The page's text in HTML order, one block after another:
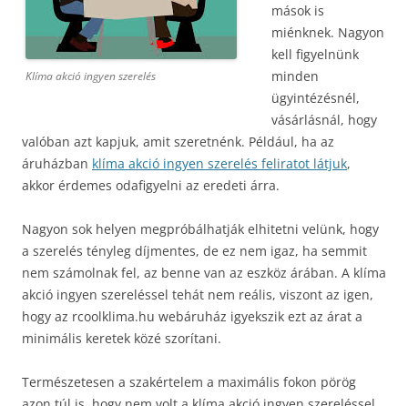
Klíma akció ingyen szerelés
mások is
miénknek. Nagyon
kell figyelnünk
minden
ügyintézésnél,
vásárlásnál, hogy
valóban azt kapjuk, amit szeretnénk. Például, ha az
áruházban klíma akció ingyen szerelés feliratot látjuk,
akkor érdemes odafigyelni az eredeti árra.
Nagyon sok helyen megpróbálhatják elhitetni velünk, hogy
a szerelés tényleg díjmentes, de ez nem igaz, ha semmit
nem számolnak fel, az benne van az eszköz árában. A klíma
akció ingyen szereléssel tehát nem reális, viszont az igen,
hogy az rcoolklima.hu webáruház igyekszik ezt az árat a
minimális keretek közé szorítani.
Természetesen a szakértelem a maximális fokon pörög